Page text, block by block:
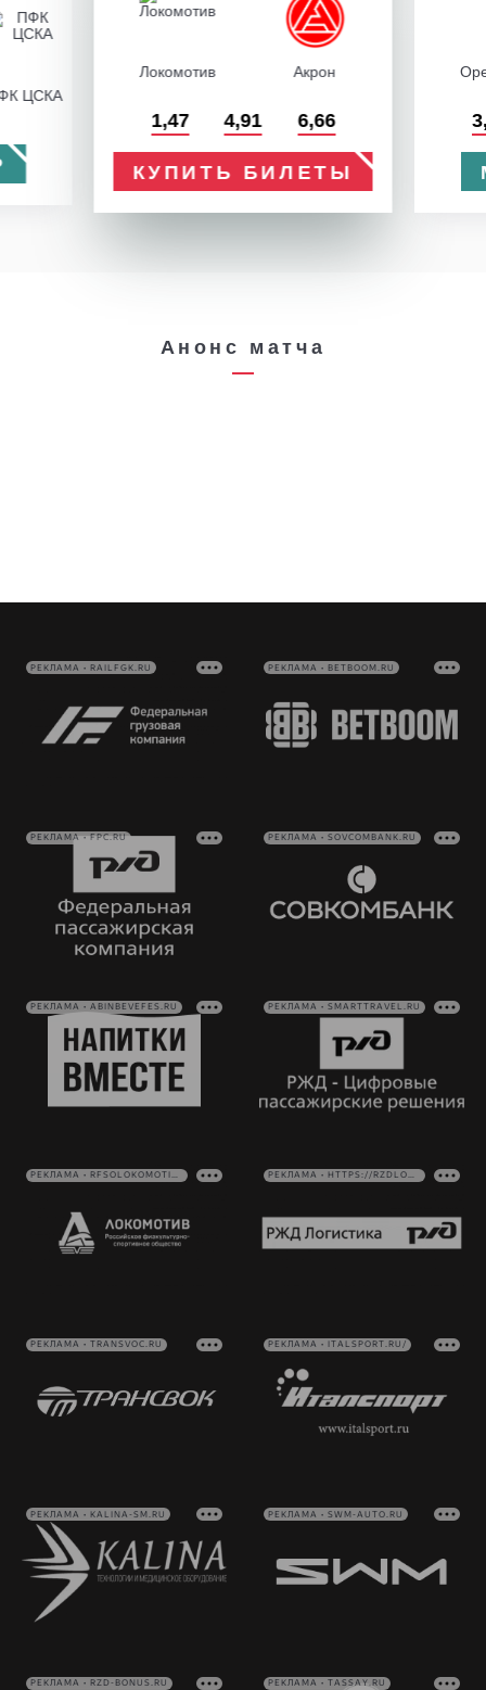
ЦСКА
Локомотив Акрон
1,47 4,91 6,66
КУПИТЬ БИЛЕТЫ
Анонс матча
РЕКЛАМА • RAILFGK.RU РЕКЛАМА • BETBOOM.RU
РЕКЛАМА • FPC.RU РЕКЛАМА • SOVCOMBANK.RU
РЕКЛАМА • ABINBEVEFES.RU РЕКЛАМА • SMARTTRAVEL.RU
РЕКЛАМА • RFSOLOKOMOTIV.RU РЕКЛАМА • HTTPS://RZDLOG.RU/
РЕКЛАМА • TRANSVOC.RU РЕКЛАМА • ITALSPORT.RU/
РЕКЛАМА • KALINA-SM.RU РЕКЛАМА • SWM-AUTO.RU
РЕКЛАМА • RZD-BONUS.RU РЕКЛАМА • TASSAY.RU